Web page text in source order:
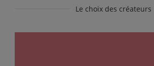
Le choix des créateurs